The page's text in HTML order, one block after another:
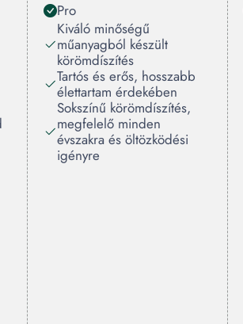
Pro
Kiváló minőségű
műanyagból készült
körömdíszítés
Tartós és erős, hosszabb
élettartam érdekében
Sokszínű körömdíszítés,
megfelelő minden
évszakra és öltözködési
igényre